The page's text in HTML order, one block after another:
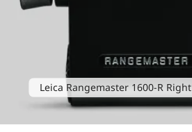
Leica Rangemaster 1600-R Right